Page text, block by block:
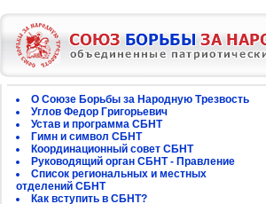
О Союзе Борьбы за Народную Трезвость
Углов Федор Григорьевич
Устав и программа СБНТ
Гимн и символ СБНТ
Координационный совет СБНТ
Руководящий орган СБНТ - Правление
Список региональных и местных
отделений СБНТ
Как вступить в СБНТ?